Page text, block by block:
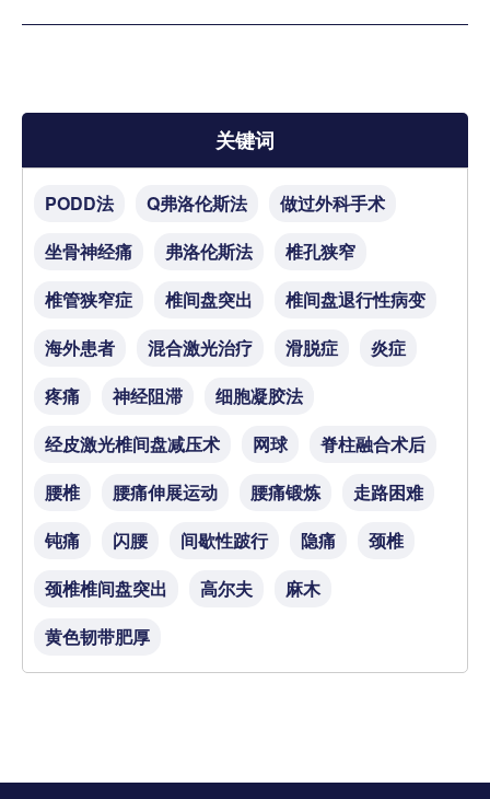
关键词
PODD法 Q弗洛伦斯法
做过外科手术
坐骨神经痛
弗洛伦斯法
椎孔狭窄
椎管狭窄症
椎间盘突出
椎间盘退行性病变
海外患者
混合激光治疗 滑脱症
炎症
疼痛
神经阻滞
细胞凝胶法
经皮激光椎间盘减压术
网球
脊柱融合术后
腰椎
腰痛伸展运动 腰痛锻炼
走路困难
钝痛
闪腰 间歇性跛行 隐痛
颈椎
颈椎椎间盘突出
高尔夫
麻木
黄色韧带肥厚